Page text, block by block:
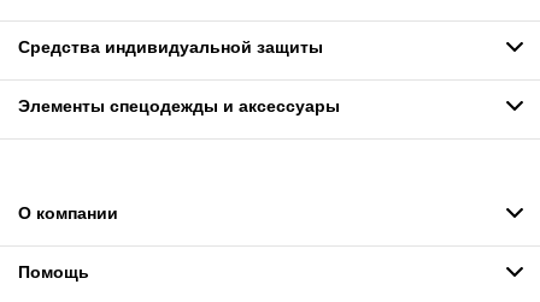
Средства индивидуальной защиты
Элементы спецодежды и аксессуары
О компании
Помощь